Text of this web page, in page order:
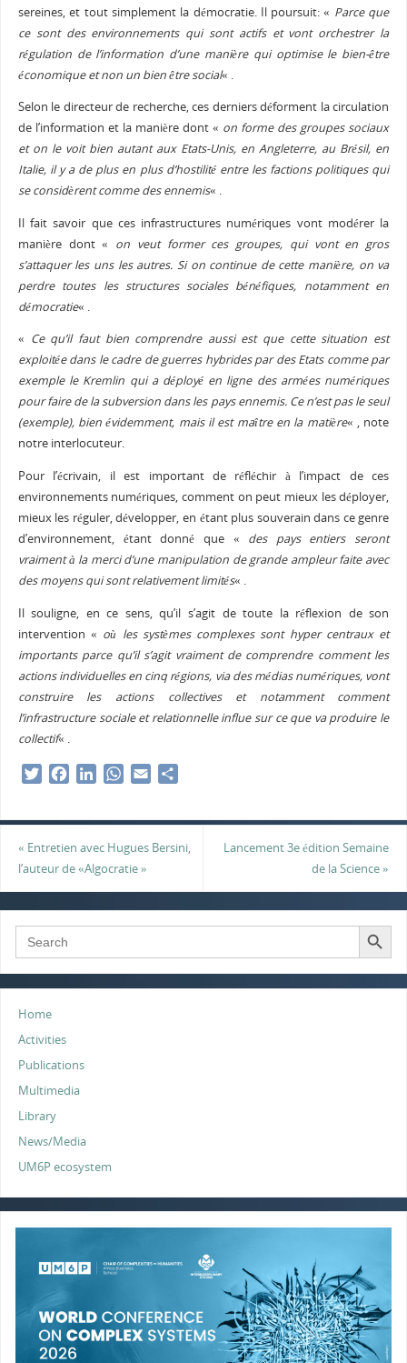
sereines, et tout simplement la démocratie. Il poursuit: « Parce que
ce sont des environnements qui sont actifs et vont orchestrer la
régulation de l’information d’une manière qui optimise le bien-être
économique et non un bien être social« .
Selon le directeur de recherche, ces derniers déforment la circulation
de l’information et la manière dont « on forme des groupes sociaux
et on le voit bien autant aux Etats-Unis, en Angleterre, au Brésil, en
Italie, il y a de plus en plus d’hostilité entre les factions politiques qui
se considèrent comme des ennemis« .
Il fait savoir que ces infrastructures numériques vont modérer la
manière dont « on veut former ces groupes, qui vont en gros
s’attaquer les uns les autres. Si on continue de cette manière, on va
perdre toutes les structures sociales bénéfiques, notamment en
démocratie« .
« Ce qu’il faut bien comprendre aussi est que cette situation est
exploitée dans le cadre de guerres hybrides par des Etats comme par
exemple le Kremlin qui a déployé en ligne des armées numériques
pour faire de la subversion dans les pays ennemis. Ce n’est pas le seul
(exemple), bien évidemment, mais il est maître en la matière« , note
notre interlocuteur.
Pour l’écrivain, il est important de réfléchir à l’impact de ces
environnements numériques, comment on peut mieux les déployer,
mieux les réguler, développer, en étant plus souverain dans ce genre
d’environnement, étant donné que « des pays entiers seront
vraiment à la merci d’une manipulation de grande ampleur faite avec
des moyens qui sont relativement limités« .
Il souligne, en ce sens, qu’il s’agit de toute la réflexion de son
intervention « où les systèmes complexes sont hyper centraux et
importants parce qu’il s’agit vraiment de comprendre comment les
actions individuelles en cinq régions, via des médias numériques, vont
construire les actions collectives et notamment comment
l’infrastructure sociale et relationnelle influe sur ce que va produire le
collectif« .
t
e
r
b
o
o
k
e
d
I
n
W
s
A
p
p
l
e
« Entretien avec Hugues Bersini,
l’auteur de «Algocratie »
Lancement 3e édition Semaine
de la Science»
Search
for:
Search Button
Home
Activities
Publications
Multimedia
Library
News/Media
UM6P ecosystem